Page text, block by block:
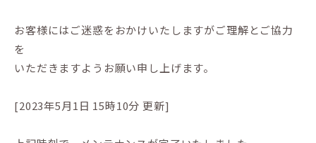
お客様にはご迷惑をおかけいたしますがご理解とご協力
を
いただきますようお願い申し上げます。
[2023年5月1日 15時10分 更新]